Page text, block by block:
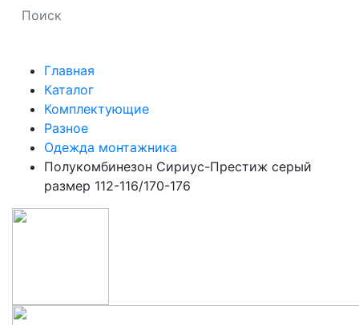
Главная
Каталог
Комплектующие
Разное
Одежда монтажника
Полукомбинезон Сириус-Престиж серый
размер 112-116/170-176